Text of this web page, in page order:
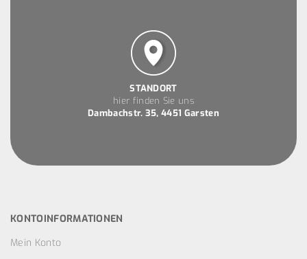
STANDORT
hier finden Sie uns
Dambachstr. 35, 4451 Garsten
KONTOINFORMATIONEN
Mein Konto